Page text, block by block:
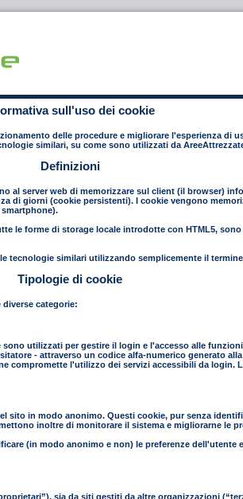
sull'uso dei cookie
delle procedure e migliorare l'esperienza di
similari, su come sono utilizzati da
Definizioni
al server web di memorizzare sul client (il browser)
di giorni (cookie persistenti). I cookie vengono
le forme di storage locale introdotte con HTML5,
tecnologie similari utilizzando semplicemente il
Tipologie di cookie
categorie:
utilizzati per gestire il login e l'accesso alle
- attraverso un codice alfa-numerico generato
l'utilizzo dei servizi accessibili da login.
sito in modo anonimo. Questi cookie, pur senza
inoltre di monitorare il sistema e migliorarne le
(in modo anonimo e non) le preferenze dell'utente
sia da siti gestiti da altre organizzazioni